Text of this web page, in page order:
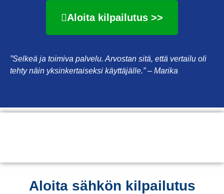
Aloita kilpailutus >>
”Selkeä ja toimiva palvelu. Arvostan sitä, että vertailu oli
tehty näin yksinkertaiseksi käyttäjälle.” – Marika
Aloita sähkön kilpailutus